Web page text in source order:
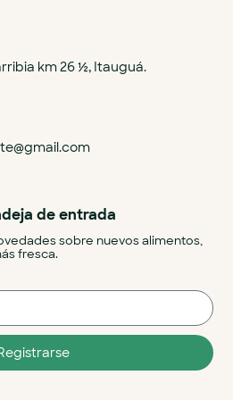
km 26 ½, Itauguá.
de entrada
sobre nuevos alimentos,
fresca.